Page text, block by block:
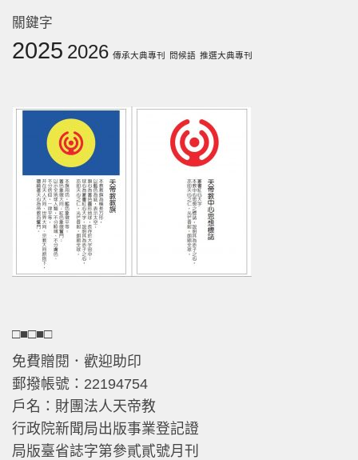
關鍵字
2025 2026 傳承大典專刊 問候語 推選大典專刊
□■□■□
免費贈閱．歡迎助印
郵撥帳號：22194754
戶名：財團法人天帝教
行政院新聞局出版事業登記證
局版臺省誌字第參貳貳號月刊